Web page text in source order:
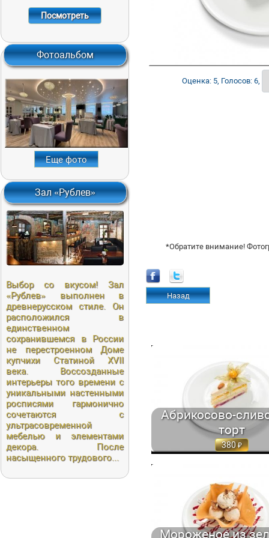
Посмотреть
Фотоальбом
Еще фото
Зал «Рублев»
Выбор со вкусом! Зал
«Рублeв» выполнен в
древнерусском стиле. Он
расположился в
единственном
сохранившемся в России
не перестроенном Доме
купчихи Статиной XVII
века. Воссозданные
интерьеры того времени с
уникальными настенными
росписями гармонично
сочетаются с
ультрасовременной
мебелью и элементами
декора. После
насыщенного трудового...
Оценка: 5, Голосов: 6,
*Обратите внимание!
Назад
Абрикосово-
торт
380
АБРИКОСОВО-СЛИВОЧНЫЙ ТОРТ
И ВАРЕНОЙ СГУЩЕНКОЙ 170
Мороженое из
КРЕМОМ, СЕРВИРУЕТСЯ В... 100/